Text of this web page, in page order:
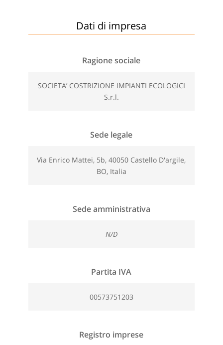
Dati di impresa
Ragione sociale
SOCIETA’ COSTRIZIONE IMPIANTI ECOLOGICI
S.r.l.
Sede legale
Via Enrico Mattei, 5b, 40050 Castello D'argile,
BO, Italia
Sede amministrativa
N/D
Partita IVA
00573751203
Registro imprese